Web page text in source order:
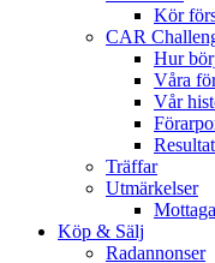
Kör
CAR
Hur
Våra
Vår
Resultat
Träffar
Utmärkelser
Köp & Sälj
Radannonser